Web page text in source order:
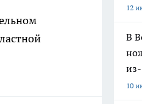
12
В
из-
10